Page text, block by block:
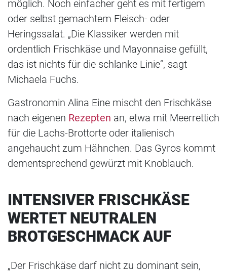
möglich. Noch einfacher geht es mit fertigem
oder selbst gemachtem Fleisch- oder
Heringssalat. „Die Klassiker werden mit
ordentlich Frischkäse und Mayonnaise gefüllt,
das ist nichts für die schlanke Linie“, sagt
Michaela Fuchs.
Gastronomin Alina Eine mischt den Frischkäse
nach eigenen Rezepten an, etwa mit Meerrettich
für die Lachs-Brottorte oder italienisch
angehaucht zum Hähnchen. Das Gyros kommt
dementsprechend gewürzt mit Knoblauch.
INTENSIVER FRISCHKÄSE
WERTET NEUTRALEN
BROTGESCHMACK AUF
„Der Frischkäse darf nicht zu dominant sein,